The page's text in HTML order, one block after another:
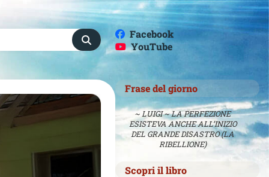
Facebook
YouTube
Frase del giorno
~ LUIGI ~ LA PERFEZIONE
ESISTEVA ANCHE ALL’INIZIO
DEL GRANDE DISASTRO (LA
RIBELLIONE)
Scopri il libro